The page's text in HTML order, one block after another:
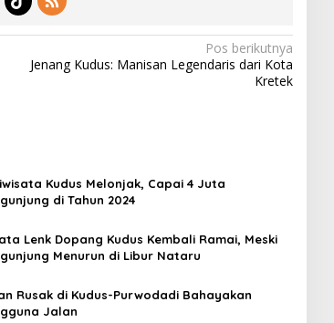
Pos berikutnya
Jenang Kudus: Manisan Legendaris dari Kota
Kretek
Kudus Melonjak, Capai 4 Juta
di Tahun 2024
Lenk Dopang Kudus Kembali Ramai, Meski
Menurun di Libur Nataru
Rusak di Kudus-Purwodadi Bahayakan
Jalan